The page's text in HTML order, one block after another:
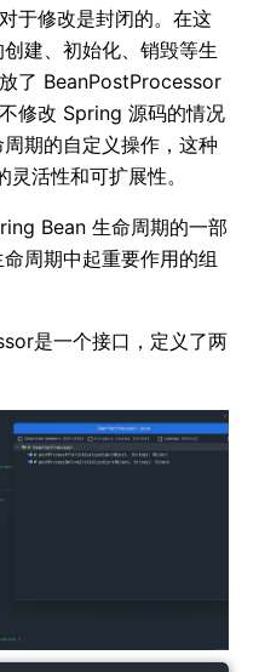
于修改是封闭的。在这
建、初始化、销毁等生
了 BeanPostProcessor
修改 Spring 源码的情况
期的自定义操作，这种
活性和可扩展性。
Bean 生命周期的一部
周期中起重要作用的组
是一个接口，定义了两